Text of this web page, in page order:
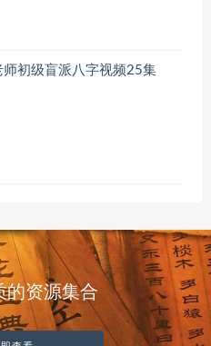
师初级盲派八字视频25集
的资源集合